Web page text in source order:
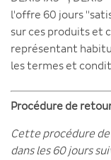
l'offre 60 jours
sur ces produits et
représentant
les termes et
Procédure de
Cette procédure
dans les 60 jours